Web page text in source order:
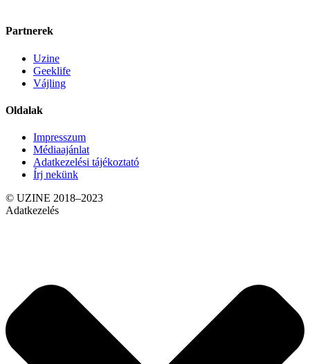
Partnerek
Uzine
Geeklife
Vájling
Oldalak
Impresszum
Médiaajánlat
Adatkezelési tájékoztató
Írj nekünk
© UZINE 2018–2023
Adatkezelés